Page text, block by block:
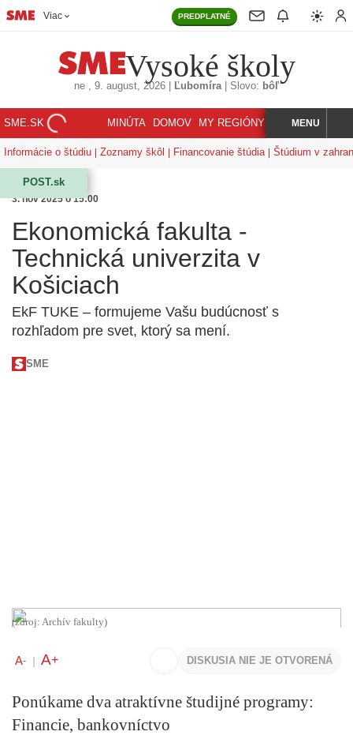
Viac PREDPLATNÉ
Vysoké školy
ne , 9. august, 2026 Ľubomíra| Slovo: bôľ
SME.SK MINÚTA DOMOV MY REGIÓNY KORZÁR
HĽADAJMENU
Informácie o štúdiu Zoznamy škôl Financovanie štúdia Štúdium v
POST.sk
3. nov 2025 o 15:00
Ekonomická fakulta -
Technická univerzita v
Košiciach
EkF TUKE – formujeme Vašu budúcnosť s
rozhľadom pre svet, ktorý sa mení.
SME
(zdroj: Archív fakulty)
A- A+ DISKUSIA NIE JE OTVORENÁ
Ponúkame dva atraktívne študijné programy:
Financie, bankovníctvo